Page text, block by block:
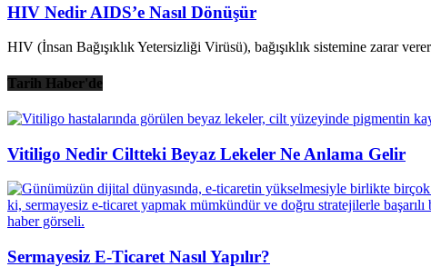
HIV Nedir AIDS’e Nasıl Dönüşür
HIV (İnsan Bağışıklık Yetersizliği Virüsü), bağışıklık sistemine zarar
Tarih Haber'de
Vitiligo Nedir Ciltteki Beyaz Lekeler Ne Anlama Gelir
Sermayesiz E-Ticaret Nasıl Yapılır?